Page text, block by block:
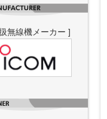
無線機メーカー ]